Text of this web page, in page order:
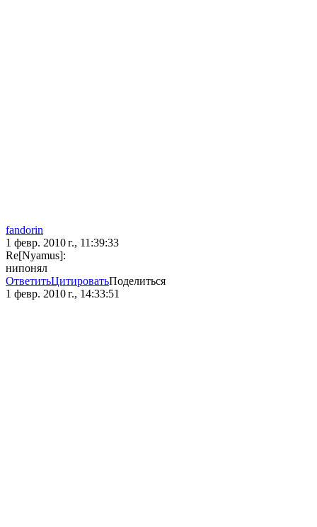
fandorin
1 февр. 2010 г., 11:39:33
Re[Nyamus]:
нипонял
ОтветитьЦитироватьПоделиться
1 февр. 2010 г., 14:33:51